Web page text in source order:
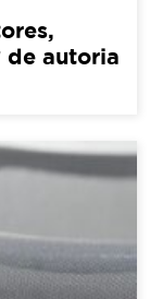
de autoria